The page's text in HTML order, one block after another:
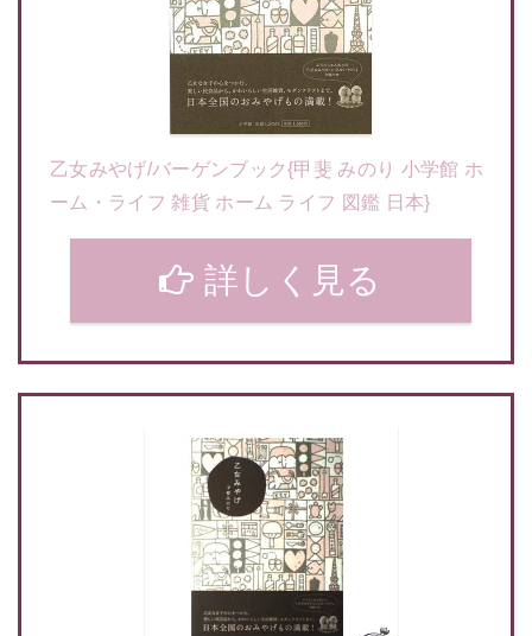
乙女みやげ/バーゲンブック{甲斐 みのり 小学館 ホ
ーム・ライフ 雑貨 ホーム ライフ 図鑑 日本}
詳しく見る